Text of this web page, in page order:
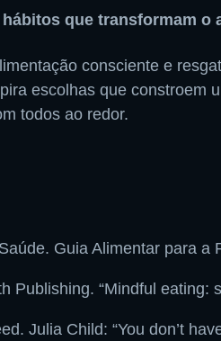
que transformam o
consciente e
escolhas que constroem
todos ao redor.
Guia Alimentar para a
Publishing. “Mindful eating:
Julia Child: “You don’t